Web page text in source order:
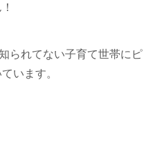
られてない子育て世帯にピ
います。